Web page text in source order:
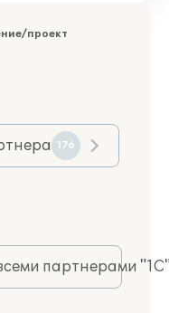
проект
176
партнерами